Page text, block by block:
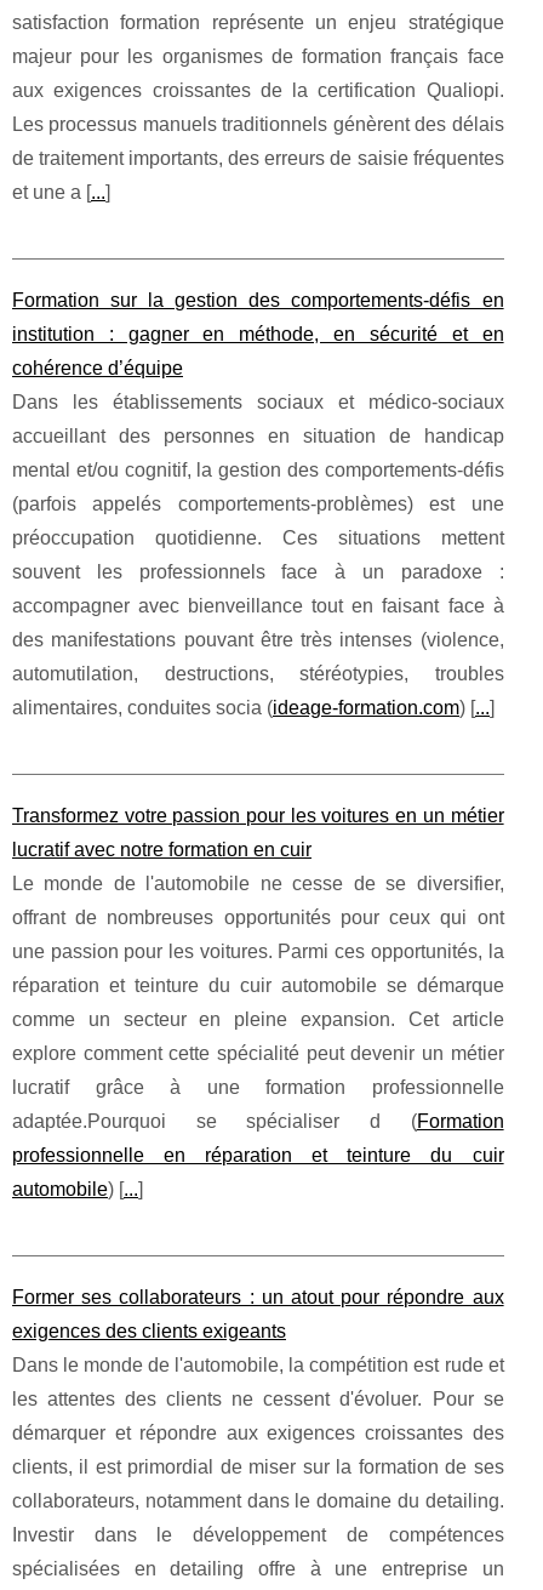
satisfaction formation représente un enjeu stratégique
majeur pour les organismes de formation français face
aux exigences croissantes de la certification Qualiopi.
Les processus manuels traditionnels génèrent des délais
de traitement importants, des erreurs de saisie fréquentes
et une a [...]
Formation sur la gestion des comportements-défis en
institution : gagner en méthode, en sécurité et en
cohérence d’équipe
Dans les établissements sociaux et médico-sociaux
accueillant des personnes en situation de handicap
mental et/ou cognitif, la gestion des comportements-défis
(parfois appelés comportements-problèmes) est une
préoccupation quotidienne. Ces situations mettent
souvent les professionnels face à un paradoxe :
accompagner avec bienveillance tout en faisant face à
des manifestations pouvant être très intenses (violence,
automutilation, destructions, stéréotypies, troubles
alimentaires, conduites socia (ideage-formation.com) [...]
Transformez votre passion pour les voitures en un métier
lucratif avec notre formation en cuir
Le monde de l'automobile ne cesse de se diversifier,
offrant de nombreuses opportunités pour ceux qui ont
une passion pour les voitures. Parmi ces opportunités, la
réparation et teinture du cuir automobile se démarque
comme un secteur en pleine expansion. Cet article
explore comment cette spécialité peut devenir un métier
lucratif grâce à une formation professionnelle
adaptée.Pourquoi se spécialiser d (Formation
professionnelle en réparation et teinture du cuir
automobile) [...]
Former ses collaborateurs : un atout pour répondre aux
exigences des clients exigeants
Dans le monde de l'automobile, la compétition est rude et
les attentes des clients ne cessent d'évoluer. Pour se
démarquer et répondre aux exigences croissantes des
clients, il est primordial de miser sur la formation de ses
collaborateurs, notamment dans le domaine du detailing.
Investir dans le développement de compétences
spécialisées en detailing offre à une entreprise un